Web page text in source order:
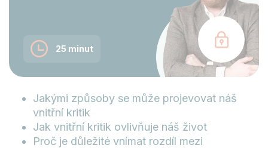
25 minut
Jakými způsoby se může projevovat náš
vnitřní kritik
Jak vnitřní kritik ovlivňuje náš život
Proč je důležité vnímat rozdíl mezi